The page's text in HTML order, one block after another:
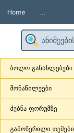
Home
ბოლო განახლებები
მონაწილეები
ძებნა ფორუმზე
გამოწერილი თემები